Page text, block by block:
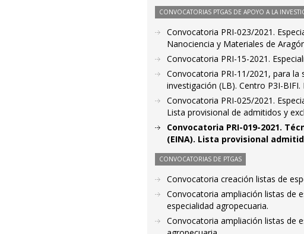
CONVOCATORIAS PTGAS DE APOYO A LA
Convocatoria PRI-023/2021.
Nanociencia y Materiales de
Convocatoria PRI-15-2021.
Convocatoria PRI-11/2021, para
investigación (LB). Centro P3I-
Convocatoria PRI-025/2021.
Lista provisional de admitidos y
Convocatoria PRI-019-2021.
(EINA). Lista provisional
CONVOCATORIAS DE PTGAS
Convocatoria creación listas de
Convocatoria ampliación listas de
especialidad agropecuaria.
Convocatoria ampliación listas de